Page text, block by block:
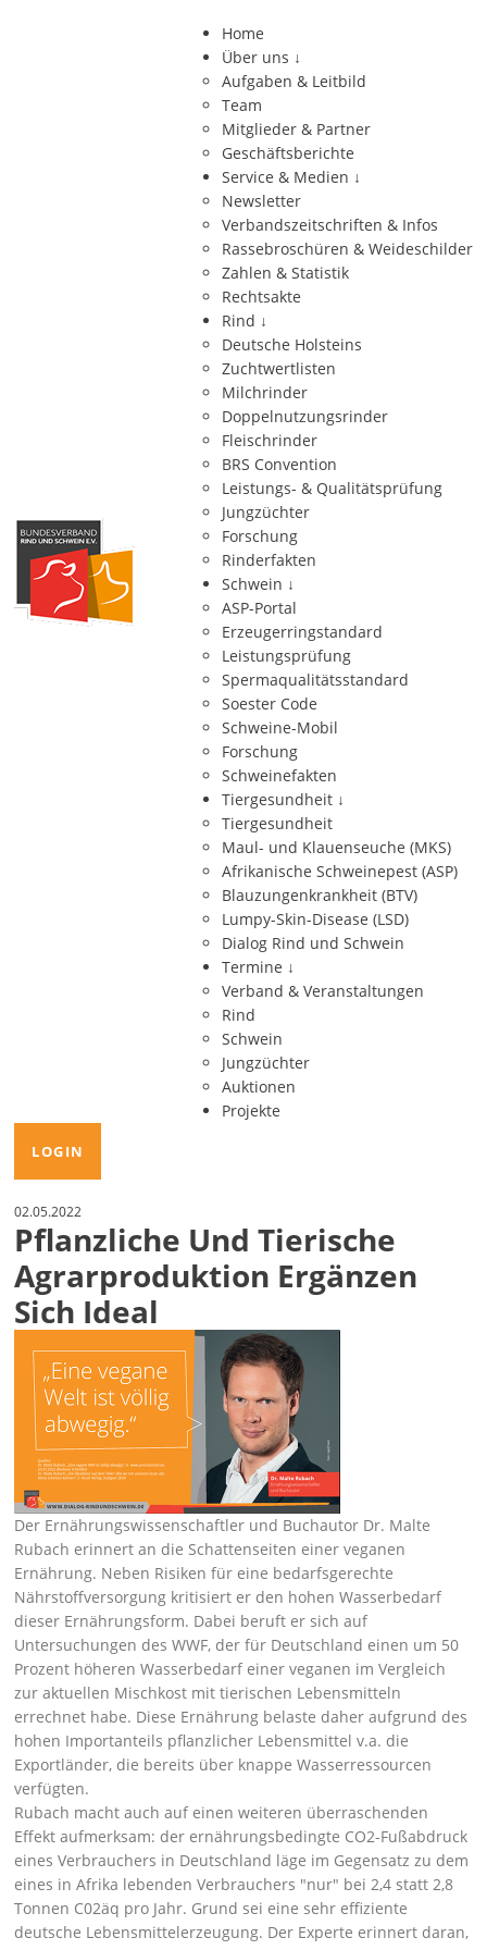
Home
Über uns ↓
Aufgaben & Leitbild
Team
Mitglieder & Partner
Geschäftsberichte
Service & Medien ↓
Newsletter
Verbandszeitschriften & Infos
Rassebroschüren & Weideschilder
Zahlen & Statistik
Rechtsakte
Rind ↓
Deutsche Holsteins
Zuchtwertlisten
Milchrinder
Doppelnutzungsrinder
Fleischrinder
BRS Convention
Leistungs- & Qualitätsprüfung
Jungzüchter
Forschung
Rinderfakten
Schwein ↓
ASP-Portal
Erzeugerringstandard
Leistungsprüfung
Spermaqualitätsstandard
Soester Code
Schweine-Mobil
Forschung
Schweinefakten
Tiergesundheit ↓
Tiergesundheit
Maul- und Klauenseuche (MKS)
Afrikanische Schweinepest (ASP)
Blauzungenkrankheit (BTV)
Lumpy-Skin-Disease (LSD)
Dialog Rind und Schwein
Termine ↓
Verband & Veranstaltungen
Rind
Schwein
Jungzüchter
Auktionen
Projekte
LOGIN
02.05.2022
Pflanzliche Und Tierische
Agrarproduktion Ergänzen
Sich Ideal
Der Ernährungswissenschaftler und Buchautor Dr. Malte
Rubach erinnert an die Schattenseiten einer veganen
Ernährung. Neben Risiken für eine bedarfsgerechte
Nährstoffversorgung kritisiert er den hohen Wasserbedarf
dieser Ernährungsform. Dabei beruft er sich auf
Untersuchungen des WWF, der für Deutschland einen um 50
Prozent höheren Wasserbedarf einer veganen im Vergleich
zur aktuellen Mischkost mit tierischen Lebensmitteln
errechnet habe. Diese Ernährung belaste daher aufgrund des
hohen Importanteils pflanzlicher Lebensmittel v.a. die
Exportländer, die bereits über knappe Wasserressourcen
verfügten.
Rubach macht auch auf einen weiteren überraschenden
Effekt aufmerksam: der ernährungsbedingte CO2-Fußabdruck
eines Verbrauchers in Deutschland läge im Gegensatz zu dem
eines in Afrika lebenden Verbrauchers
nur bei 2,4 statt 2,8
Tonnen C02äq pro Jahr. Grund sei eine sehr effiziente
deutsche Lebensmittelerzeugung. Der Experte erinnert daran,